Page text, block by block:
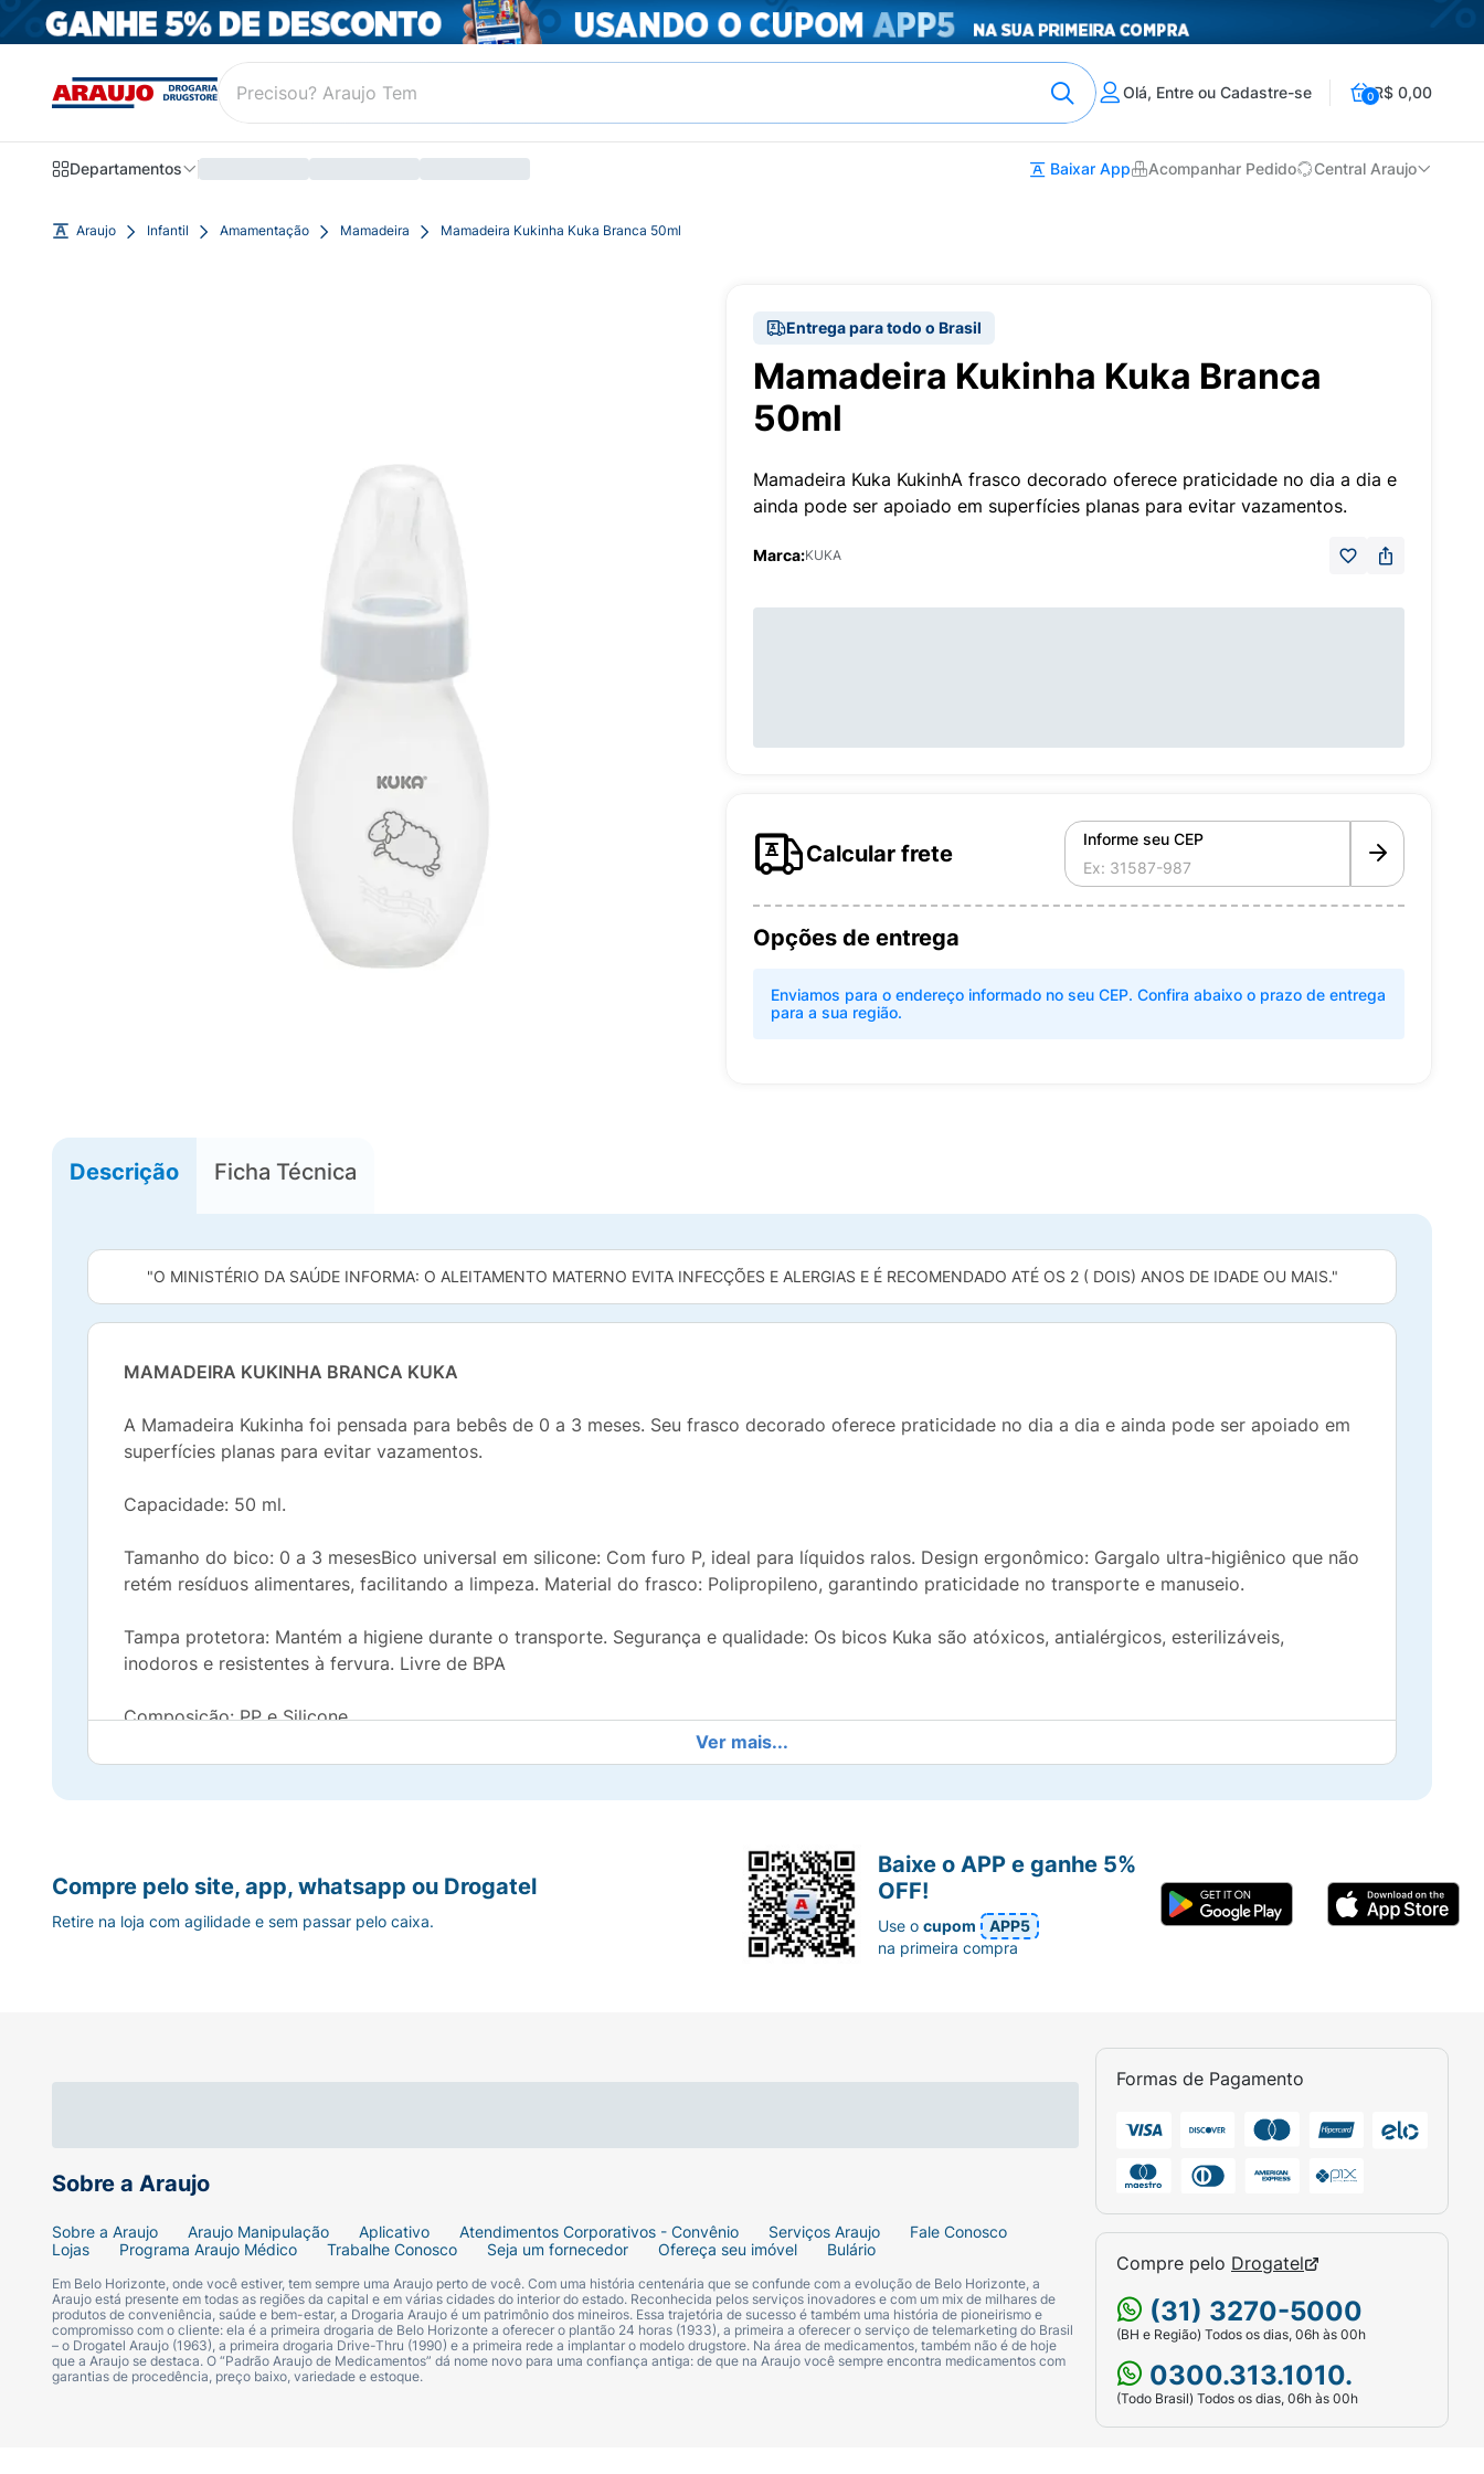
Olá, Entre ou Cadastre-se 0R$ 0,00
Departamentos Baixar App Acompanhar Pedido Central Araujo
Araujo Infantil Amamentação Mamadeira Mamadeira Kukinha Kuka Branca 50ml
Entrega para todo o Brasil
Mamadeira Kukinha Kuka Branca
50ml
Mamadeira Kuka KukinhA frasco decorado oferece praticidade no dia a dia e
ainda pode ser apoiado em superfícies planas para evitar vazamentos.
Marca:KUKA
Calcular frete
Informe seu CEP
Opções de entrega
Enviamos para o endereço informado no seu CEP. Confira abaixo o prazo de entrega
para a sua região.
Descrição Ficha Técnica
"O MINISTÉRIO DA SAÚDE INFORMA: O ALEITAMENTO MATERNO EVITA INFECÇÕES E ALERGIAS E É RECOMENDADO ATÉ OS 2 ( DOIS) ANOS DE IDADE OU MAIS."
MAMADEIRA KUKINHA BRANCA KUKA
A Mamadeira Kukinha foi pensada para bebês de 0 a 3 meses. Seu frasco decorado oferece praticidade no dia a dia e ainda pode ser apoiado em
superfícies planas para evitar vazamentos.
Capacidade: 50 ml.
Tamanho do bico: 0 a 3 mesesBico universal em silicone: Com furo P, ideal para líquidos ralos. Design ergonômico: Gargalo ultra-higiênico que não
retém resíduos alimentares, facilitando a limpeza. Material do frasco: Polipropileno, garantindo praticidade no transporte e manuseio.
Tampa protetora: Mantém a higiene durante o transporte. Segurança e qualidade: Os bicos Kuka são atóxicos, antialérgicos, esterilizáveis,
inodoros e resistentes à fervura. Livre de BPA
Composição: PP e Silicone.
Certificação: CE-PUR/IQB 00106 NBR 13.793 - OCP 0006
Ver mais...
Sobre a Araujo
Sobre a Araujo Araujo Manipulação Aplicativo Atendimentos Corporativos - Convênio Serviços Araujo
Fale Conosco
Lojas
Programa Araujo Médico Trabalhe Conosco Seja um fornecedor Ofereça seu imóvel Bulário
Em Belo Horizonte, onde você estiver, tem sempre uma Araujo perto de você. Com uma história centenária que se confunde com a evolução de Belo Horizonte, a
Araujo está presente em todas as regiões da capital e em várias cidades do interior do estado. Reconhecida pelos serviços inovadores e com um mix de milhares de
produtos de conveniência, saúde e bem-estar, a Drogaria Araujo é um patrimônio dos mineiros. Essa trajetória de sucesso é também uma história de pioneirismo e
compromisso com o cliente: ela é a primeira drogaria de Belo Horizonte a oferecer o plantão 24 horas (1933), a primeira a oferecer o serviço de telemarketing do Brasil
– o Drogatel Araujo (1963), a primeira drogaria Drive-Thru (1990) e a primeira rede a implantar o modelo drugstore. Na área de medicamentos, também não é de hoje
que a Araujo se destaca. O “Padrão Araujo de Medicamentos” dá nome novo para uma confiança antiga: de que na Araujo você sempre encontra medicamentos com
garantias de procedência, preço baixo, variedade e estoque.
Formas de Pagamento
Compre pelo Drogatel
(31) 3270-5000
(BH e Região) Todos os dias, 06h às 00h
0300.313.1010.
(Todo Brasil) Todos os dias, 06h às 00h
Compre pelo site, app, whatsapp ou Drogatel
Retire na loja com agilidade e sem passar pelo caixa.
Baixe o APP e ganhe 5%
OFF!
Use ocupom
APP5
na primeira compra